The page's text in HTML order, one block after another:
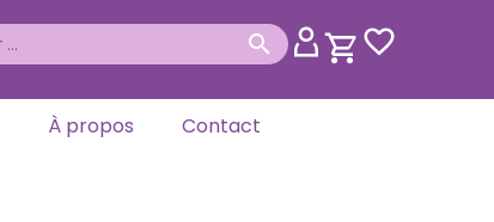
À propos Contact